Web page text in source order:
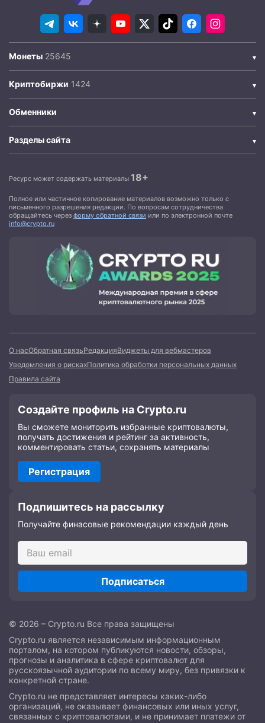
Монеты
Криптобиржи
Обменники
Разделы сайта
Ресурс может содержать материалы 18+
Полное или частичное копирование материалов возможно только с
письменного разрешения редакции. По вопросам сотрудничества
обращайтесь через форму обратной связи или по электронной почте
info@crypto.ru
О насОбратная связьРедакцияВиджеты для вебмастеров
Уведомления о рискахПолитика обработки персональных данных
Правила сайта
Создайте профиль на Crypto.ru
Вы сможете мониторить избранные криптовалюты,
получать достижения и рейтинг за активность,
комментировать статьи, сохранять материалы
Регистрация
Подпишитесь на рассылку
Получайте финасовые рекомендации каждый день
Подписаться
© 2026 – Crypto.ru Все права защищены
Crypto.ru является независимым информационным
порталом, на котором публикуются новости, обзоры,
прогнозы и аналитика в сфере криптовалют для
русскоязычной аудитории по всему миру, без привязки к
конкретной стране.
Crypto.ru не представляет интересы каких-либо
организаций, не оказывает финансовых или иных услуг,
связанных с криптовалютами, и не принимает платежи от